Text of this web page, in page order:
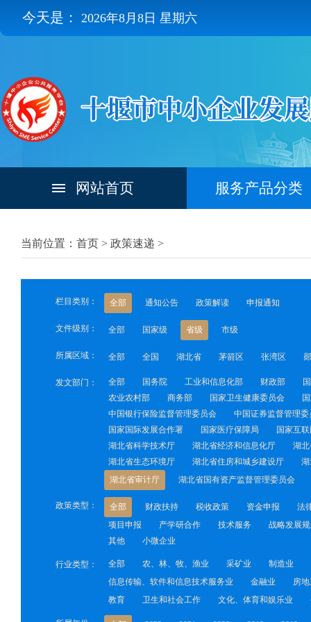
今天是： 2026年8月8日 星期六
网站首页 服务产品分类
当前位置：首页 > 政策速递 >
栏目类别： 全部 通知公告 政策解读 申报通知
文件级别： 全部 国家级 省级 市级
所属区域： 全部 全国 湖北省 茅箭区 张湾区
发文部门： 全部 国务院 工业和信息化部 财政部
农业农村部
商务部 国家卫生健康委员会
中国银行保险监督管理委员会
中国证券监督管理委
国家国际发展合作署
国家医疗保障局
国家互
湖北省科学技术厅
湖北省经济和信息化厅
湖
湖北省生态环境厅
湖北省住房和城乡建设厅
湖北省审计厅
湖北省国有资产监督管理委员会
政策类型： 全部 财政扶持 税收政策 资金申报
法
项目申报
产学研合作 技术服务
战略发展
其他
小微企业
行业类型： 全部 农、林、牧、渔业 采矿业
制造业
信息传输、软件和信息技术服务业
金融业
房
教育
卫生和社会工作 文化、体育和娱乐业